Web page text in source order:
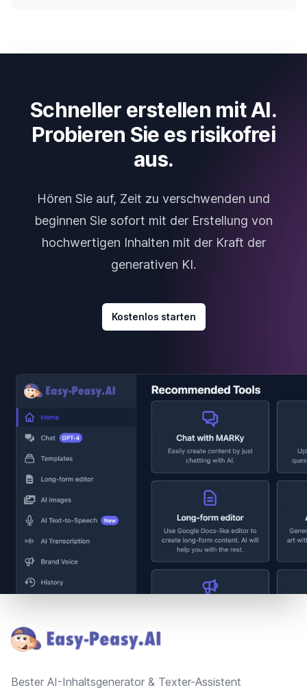
Schneller erstellen mit AI.
Probieren Sie es risikofrei
aus.
Hören Sie auf, Zeit zu verschwenden und
beginnen Sie sofort mit der Erstellung von
hochwertigen Inhalten mit der Kraft der
generativen KI.
Kostenlos starten
Bester AI-Inhaltsgenerator & Texter-Assistent